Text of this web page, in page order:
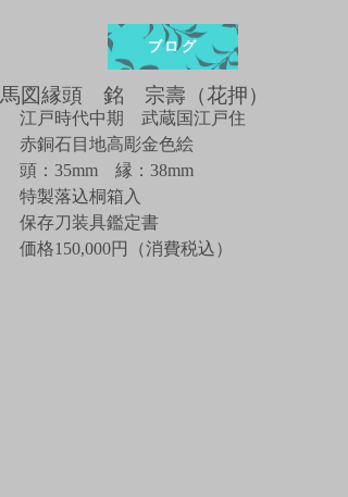
ブログ
馬図縁頭 銘 宗壽（花押）
江戸時代中期　武蔵国江戸住
赤銅石目地高彫金色絵
頭：35mm　縁：38mm
特製落込桐箱入
保存刀装具鑑定書
価格150,000円（消費税込）